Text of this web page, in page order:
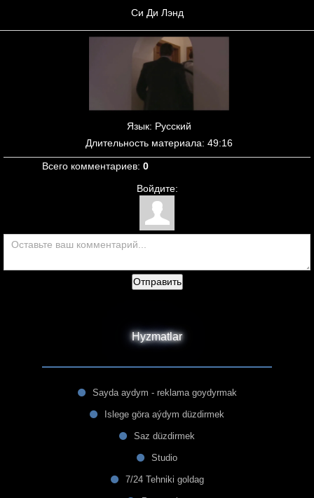
Си Ди Лэнд
Язык: Русский
Длительность материала: 49:16
Всего комментариев: 0
Войдите:
Отправить
Hyzmatlar
Sayda aydym - reklama goydyrmak
Islege göra aýdym düzdirmek
Saz düzdirmek
Studio
7/24 Tehniki goldag